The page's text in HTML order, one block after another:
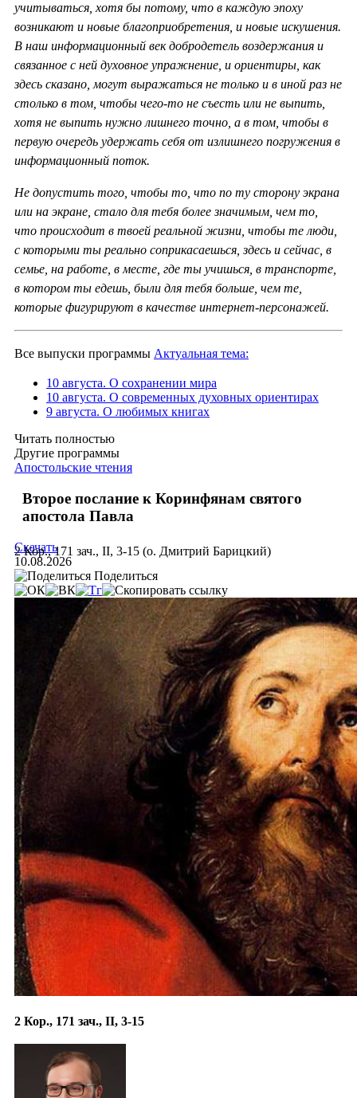
учитываться, хотя бы потому, что в каждую эпоху
возникают и новые благоприобретения, и новые искушения.
В наш информационный век добродетель воздержания и
связанное с ней духовное упражнение, и ориентиры, как
здесь сказано, могут выражаться не только и в иной раз не
столько в том, чтобы чего-то не съесть или не выпить,
хотя не выпить нужно лишнего точно, а в том, чтобы в
первую очередь удержать себя от излишнего погружения в
информационный поток.
Не допустить того, чтобы то, что по ту сторону экрана
или на экране, стало для тебя более значимым, чем то,
что происходит в твоей реальной жизни, чтобы те люди,
с которыми ты реально соприкасаешься, здесь и сейчас, в
семье, на работе, в месте, где ты учишься, в транспорте,
в котором ты едешь, были для тебя больше, чем те,
которые фигурируют в качестве интернет-персонажей.
Все выпуски программы Актуальная тема:
10 августа. О сохранении мира
10 августа. О современных духовных ориентирах
9 августа. О любимых книгах
Читать полностью
Другие программы
Апостольские чтения
Второе послание к Коринфянам святого
апостола Павла
2 Кор., 171 зач., II, 3-15 (о. Дмитрий Барицкий)
Скачать
10.08.2026
Поделиться
2 Кор., 171 зач., II, 3-15